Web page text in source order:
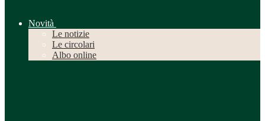
Novità
Le notizie
Le circolari
Albo online